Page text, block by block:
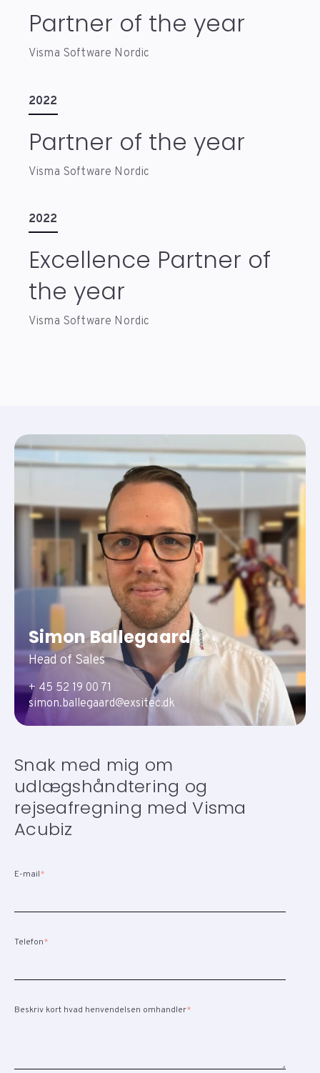
Partner of the year
Visma Software Nordic
2022
Partner of the year
Visma Software Nordic
2022
Excellence Partner of
the year
Visma Software Nordic
Simon Ballegaard
Head of Sales
+ 45 52 19 00 71
simon.ballegaard@exsitec.dk
Snak med mig om
udlægshåndtering og
rejseafregning med Visma
Acubiz
E-mail*
Telefon*
Beskriv kort hvad henvendelsen omhandler*